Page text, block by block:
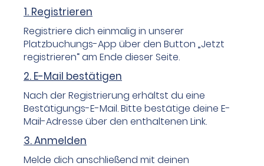
1. Registrieren
Registriere dich einmalig in unserer
Platzbuchungs-App über den Button „Jetzt
registrieren“ am Ende dieser Seite.
2. E-Mail bestätigen
Nach der Registrierung erhältst du eine
Bestätigungs-E-Mail. Bitte bestätige deine E-
Mail-Adresse über den enthaltenen Link.
3. Anmelden
Melde dich anschließend mit deinen